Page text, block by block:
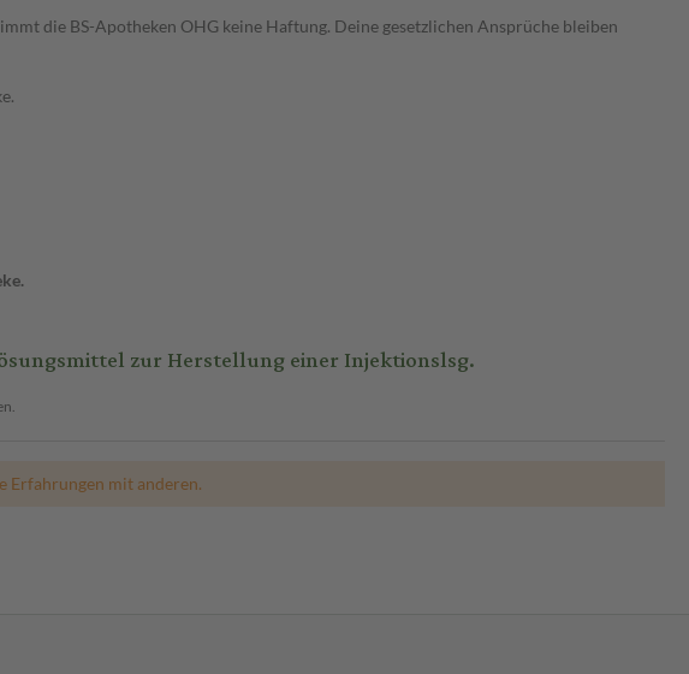
die BS-Apotheken OHG keine Haftung. Deine gesetzlichen Ansprüche bleiben
zur Herstellung einer Injektionslsg.
Erfahrungen mit anderen.